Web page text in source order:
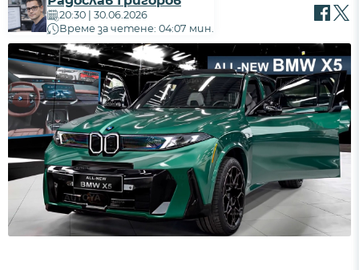
20:30 | 30.06.2026
Време за четене: 04:07 мин.